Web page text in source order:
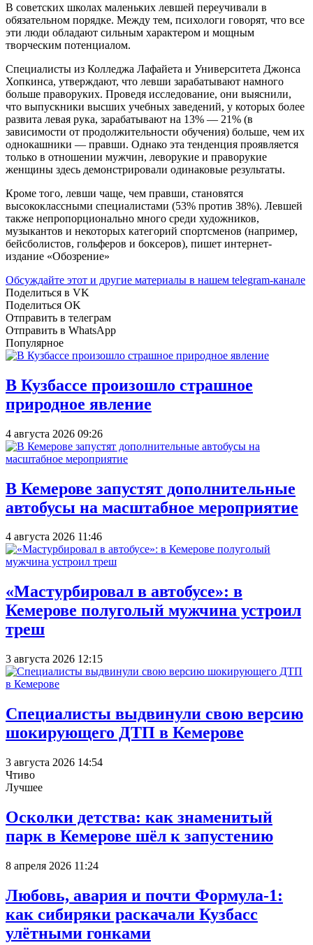
В советских школах маленьких левшей переучивали в
обязательном порядке. Между тем, психологи говорят, что все
эти люди обладают сильным характером и мощным
творческим потенциалом.
Специалисты из Колледжа Лафайета и Университета Джонса
Хопкинса, утверждают, что левши зарабатывают намного
больше праворуких. Проведя исследование, они выяснили,
что выпускники высших учебных заведений, у которых более
развита левая рука, зарабатывают на 13% — 21% (в
зависимости от продолжительности обучения) больше, чем их
однокашники — правши. Однако эта тенденция проявляется
только в отношении мужчин, леворукие и праворукие
женщины здесь демонстрировали одинаковые результаты.
Кроме того, левши чаще, чем правши, становятся
высококлассными специалистами (53% против 38%). Левшей
также непропорционально много среди художников,
музыкантов и некоторых категорий спортсменов (например,
бейсболистов, гольферов и боксеров), пишет интернет-
издание «Обозрение»
Обсуждайте этот и другие материалы в нашем telegram-канале
Поделиться в VK
Поделиться OK
Отправить в телеграм
Отправить в WhatsApp
Популярное
В Кузбассе произошло страшное
природное явление
4 августа 2026 09:26
В Кемерове запустят дополнительные
автобусы на масштабное мероприятие
4 августа 2026 11:46
«Мастурбировал в автобусе»: в
Кемерове полуголый мужчина устроил
треш
3 августа 2026 12:15
Специалисты выдвинули свою версию
шокирующего ДТП в Кемерове
3 августа 2026 14:54
Чтиво
Лучшее
Осколки детства: как знаменитый
парк в Кемерове шёл к запустению
8 апреля 2026 11:24
Любовь, авария и почти Формула-1:
как сибиряки раскачали Кузбасс
улётными гонками